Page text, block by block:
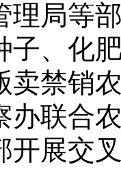
理局等
子、化
卖禁销
办联合
开展交